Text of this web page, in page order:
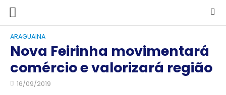
ARAGUAINA
Nova Feirinha movimentará
comércio e valorizará região
16/09/2019